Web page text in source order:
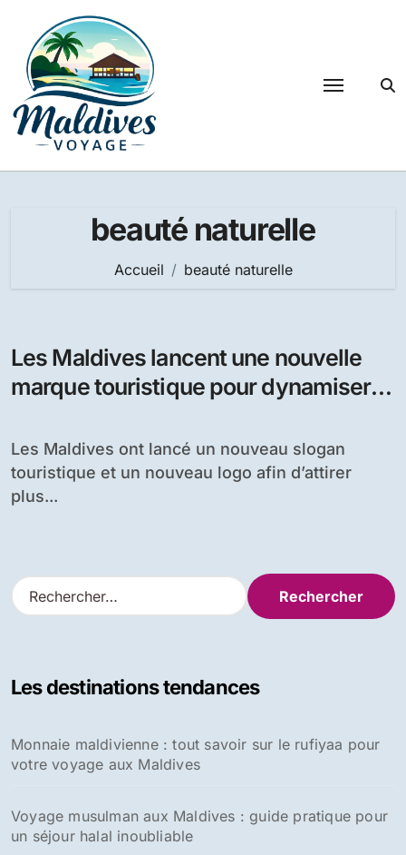
contenu
beauté naturelle
Accueil beauté naturelle
Les Maldives lancent une nouvelle
marque touristique pour dynamiser
Les Maldives ont lancé un nouveau slogan
touristique et un nouveau logo afin d’attirer
plus...
R
e
r
e
r
Les destinations tendances
Monnaie maldivienne : tout savoir sur le rufiyaa pour
votre voyage aux Maldives
Voyage musulman aux Maldives : guide pratique pour
un séjour halal inoubliable